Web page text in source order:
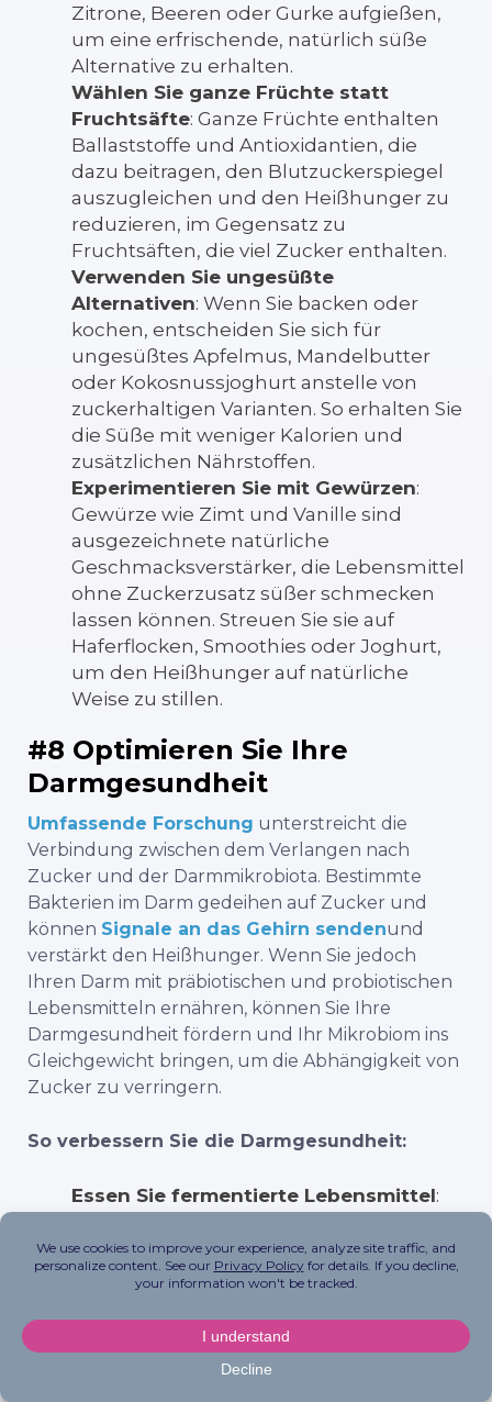
Zitrone, Beeren oder Gurke aufgießen,
um eine erfrischende, natürlich süße
Alternative zu erhalten.
Wählen Sie ganze Früchte statt
Fruchtsäfte: Ganze Früchte enthalten
Ballaststoffe und Antioxidantien, die
dazu beitragen, den Blutzuckerspiegel
auszugleichen und den Heißhunger zu
reduzieren, im Gegensatz zu
Fruchtsäften, die viel Zucker enthalten.
Verwenden Sie ungesüßte
Alternativen: Wenn Sie backen oder
kochen, entscheiden Sie sich für
ungesüßtes Apfelmus, Mandelbutter
oder Kokosnussjoghurt anstelle von
zuckerhaltigen Varianten. So erhalten Sie
die Süße mit weniger Kalorien und
zusätzlichen Nährstoffen.
Experimentieren Sie mit Gewürzen:
Gewürze wie Zimt und Vanille sind
ausgezeichnete natürliche
Geschmacksverstärker, die Lebensmittel
ohne Zuckerzusatz süßer schmecken
lassen können. Streuen Sie sie auf
Haferflocken, Smoothies oder Joghurt,
um den Heißhunger auf natürliche
Weise zu stillen.
#8 Optimieren Sie Ihre
Darmgesundheit
Umfassende Forschung unterstreicht die
Verbindung zwischen dem Verlangen nach
Zucker und der Darmmikrobiota. Bestimmte
Bakterien im Darm gedeihen auf Zucker und
können Signale an das Gehirn sendenund
verstärkt den Heißhunger. Wenn Sie jedoch
Ihren Darm mit präbiotischen und probiotischen
Lebensmitteln ernähren, können Sie Ihre
Darmgesundheit fördern und Ihr Mikrobiom ins
Gleichgewicht bringen, um die Abhängigkeit von
Zucker zu verringern.
So verbessern Sie die Darmgesundheit:
Essen Sie fermentierte Lebensmittel:
fermentierten Lebensmitteln wie
Kimchi, Joghurt und Sauerkraut.
Nehmen Sie ballaststoffreiche
Lebensmittel wie Gemüse,
Hülsenfrüchte und Vollkornprodukte zu